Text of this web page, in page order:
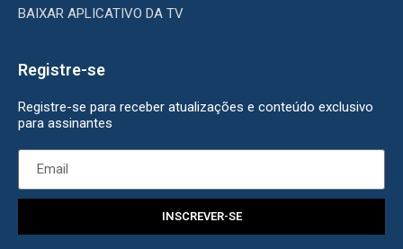
BAIXAR APLICATIVO DA TV
Registre-se
Registre-se para receber atualizações e conteúdo exclusivo
para assinantes
INSCREVER-SE